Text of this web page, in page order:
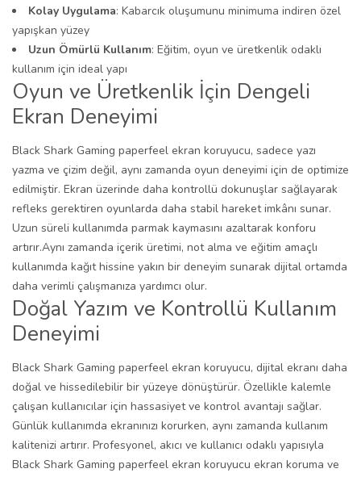
Kolay Uygulama: Kabarcık oluşumunu minimuma indiren özel
yapışkan yüzey
Uzun Ömürlü Kullanım: Eğitim, oyun ve üretkenlik odaklı
kullanım için ideal yapı
Oyun ve Üretkenlik İçin Dengeli
Ekran Deneyimi
Black Shark Gaming paperfeel ekran koruyucu, sadece yazı
yazma ve çizim değil, aynı zamanda oyun deneyimi için de optimize
edilmiştir. Ekran üzerinde daha kontrollü dokunuşlar sağlayarak
refleks gerektiren oyunlarda daha stabil hareket imkânı sunar.
Uzun süreli kullanımda parmak kaymasını azaltarak konforu
artırır.Aynı zamanda içerik üretimi, not alma ve eğitim amaçlı
kullanımda kağıt hissine yakın bir deneyim sunarak dijital ortamda
daha verimli çalışmanıza yardımcı olur.
Doğal Yazım ve Kontrollü Kullanım
Deneyimi
Black Shark Gaming paperfeel ekran koruyucu, dijital ekranı daha
doğal ve hissedilebilir bir yüzeye dönüştürür. Özellikle kalemle
çalışan kullanıcılar için hassasiyet ve kontrol avantajı sağlar.
Günlük kullanımda ekranınızı korurken, aynı zamanda kullanım
kalitenizi artırır. Profesyonel, akıcı ve kullanıcı odaklı yapısıyla
Black Shark Gaming paperfeel ekran koruyucu ekran koruma ve